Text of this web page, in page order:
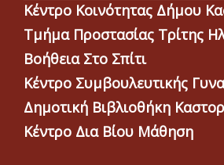
Κέντρο Κοινότητας Δήμου
Τμήμα Προστασίας Τρίτης
Βοήθεια Στο Σπίτι
Κέντρο Συμβουλευτικής
Δημοτική Βιβλιοθήκη
Κέντρο Δια Βίου Μάθηση